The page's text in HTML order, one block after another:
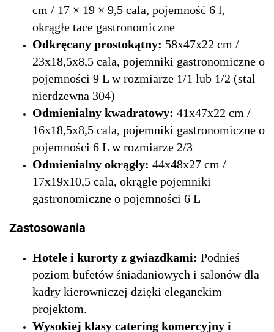
cm / 17 × 19 × 9,5 cala, pojemność 6 l,
okrągłe tace gastronomiczne
Odkręcany prostokątny: 58x47x22 cm /
23x18,5x8,5 cala, pojemniki gastronomiczne o
pojemności 9 L w rozmiarze 1/1 lub 1/2 (stal
nierdzewna 304)
Odmienialny kwadratowy: 41x47x22 cm /
16x18,5x8,5 cala, pojemniki gastronomiczne o
pojemności 6 L w rozmiarze 2/3
Odmienialny okrągły: 44x48x27 cm /
17x19x10,5 cala, okrągłe pojemniki
gastronomiczne o pojemności 6 L
Zastosowania
Hotele i kurorty z gwiazdkami: Podnieś
poziom bufetów śniadaniowych i salonów dla
kadry kierowniczej dzięki eleganckim
projektom.
Wysokiej klasy catering komercyjny i